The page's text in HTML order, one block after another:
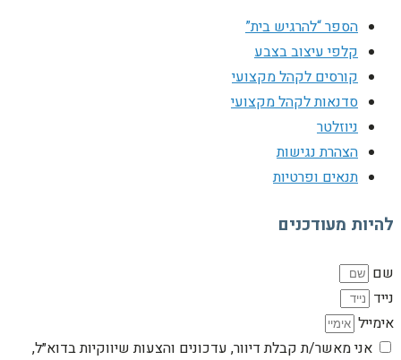
הספר “להרגיש בית”
קלפי עיצוב בצבע
קורסים לקהל מקצועי
סדנאות לקהל מקצועי
ניוזלטר
הצהרת נגישות
תנאים ופרטיות
להיות מעודכנים
שם
נייד
אימייל
אני מאשר/ת קבלת דיוור, עדכונים והצעות שיווקיות בדוא״ל,